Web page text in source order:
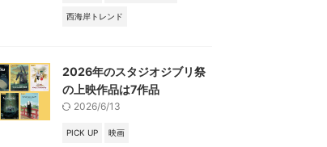
西海岸トレンド
2026年のスタジオジブリ祭
の上映作品は7作品
2026/6/13
PICK UP 映画